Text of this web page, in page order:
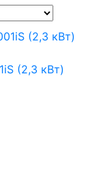
(2,3 кВт)